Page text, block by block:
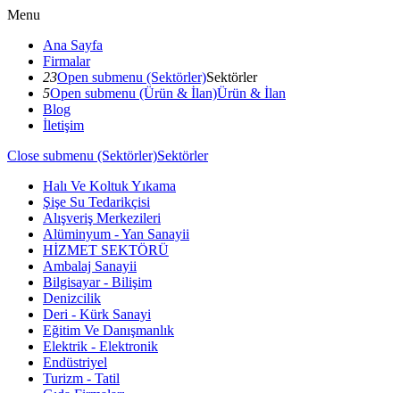
Menu
Ana Sayfa
Firmalar
23Open submenu (Sektörler)Sektörler
5Open submenu (Ürün & İlan)Ürün & İlan
Blog
İletişim
Close submenu (Sektörler)Sektörler
Halı Ve Koltuk Yıkama
Şişe Su Tedarikçisi
Alışveriş Merkezileri
Alüminyum - Yan Sanayii
HİZMET SEKTÖRÜ
Ambalaj Sanayii
Bilgisayar - Bilişim
Denizcilik
Deri - Kürk Sanayi
Eğitim Ve Danışmanlık
Elektrik - Elektronik
Endüstriyel
Turizm - Tatil